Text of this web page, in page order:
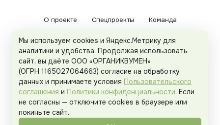
О проекте Спецпроекты Команда
Рекламодателям Политика конфиденциальности
Пользовательское соглашение
Organicwoman.ru . Все права защищены.
Мы используем cookies и Яндекс.Метрику для
аналитики и удобства. Продолжая использовать
сайт, вы даёте ООО «ОРГАНИКВУМЕН»
(ОГРН 1165027064663) согласие на обработку
данных и принимаете условия Пользовательского
соглашения и Политики конфиденциальности. Если
не согласны — отключите cookies в браузере или
покиньте сайт.